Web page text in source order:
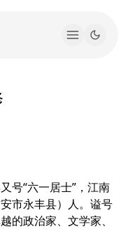
号“六一居士”，江南
市永丰县）人。谥号
的政治家、文学家、